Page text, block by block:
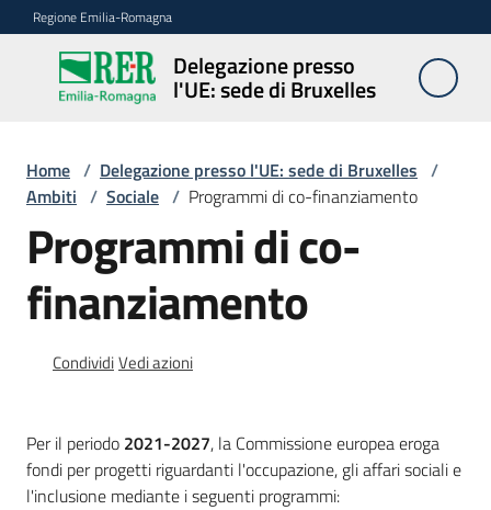
Vai al contenuto
Vai alla navigazione
Vai al footer
Regione Emilia-Romagna
Delegazione presso
l'UE: sede di Bruxelles
Delegazione
presso l'UE:
Bruxelles
Novità
Home / Delegazione presso l'UE: sede di Bruxelles /
Ambiti / Sociale / Programmi di co-finanziamento
Programmi di co-
finanziamento
CondividiVedi azioni
Per il periodo 2021-2027, la Commissione europea eroga
fondi per progetti riguardanti l'occupazione, gli affari sociali e
l'inclusione mediante i seguenti programmi: